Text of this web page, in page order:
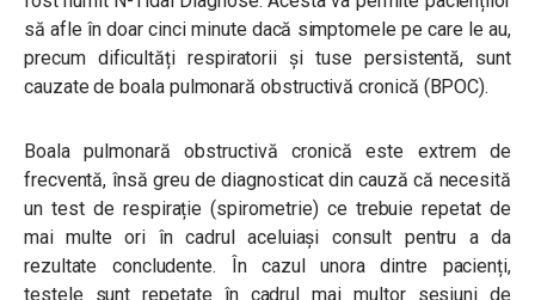
să afle în doar cinci minute dacă simptomele pe care le au,
precum dificultăți respiratorii și tuse persistentă, sunt
cauzate de boala pulmonară obstructivă cronică (BPOC).
Boala pulmonară obstructivă cronică este extrem de
frecventă, însă greu de diagnosticat din cauză că necesită
un test de respirație (spirometrie) ce trebuie repetat de
mai multe ori în cadrul aceluiași consult pentru a da
rezultate concludente. În cazul unora dintre pacienți,
testele sunt repetate în cadrul mai multor sesiuni de